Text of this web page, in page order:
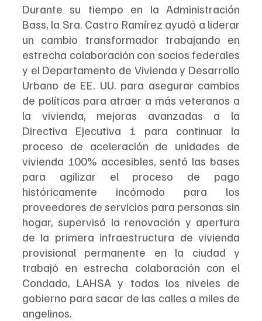
Durante su tiempo en la Administración
Bass, la Sra. Castro Ramírez ayudó a liderar
un cambio transformador trabajando en
estrecha colaboración con socios federales
y el Departamento de Vivienda y Desarrollo
Urbano de EE. UU. para asegurar cambios
de políticas para atraer a más veteranos a
la vivienda, mejoras avanzadas a la
Directiva Ejecutiva 1 para continuar la
proceso de aceleración de unidades de
vivienda 100% accesibles, sentó las bases
para agilizar el proceso de pago
históricamente incómodo para los
proveedores de servicios para personas sin
hogar, supervisó la renovación y apertura
de la primera infraestructura de vivienda
provisional permanente en la ciudad y
trabajó en estrecha colaboración con el
Condado, LAHSA y todos los niveles de
gobierno para sacar de las calles a miles de
angelinos.